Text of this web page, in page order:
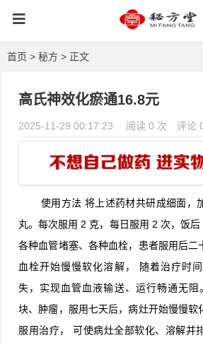
首页 > 秘方 > 正文
高氏神效化瘀通16.8元
2025-11-29 00:17:23 阅读 0 次 评论
使用方法 将上述药材共研成细面，
丸。每次服用 2 克，每日服用 2 次，饭后
各种血管堵塞、各种血栓，患者服用后二
血栓开始慢慢软化溶解，
随着治疗时
失，实现血管血液输送、运行畅通无
块、肿瘤，服用七天后，病灶开始慢慢软
服用治疗，可使病灶全部软化、溶解并